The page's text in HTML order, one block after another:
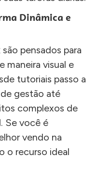
Dinâmica e
pensados para
maneira visual e
tutoriais passo a
gestão até
complexos de
Se você é
vendo na
o recurso ideal